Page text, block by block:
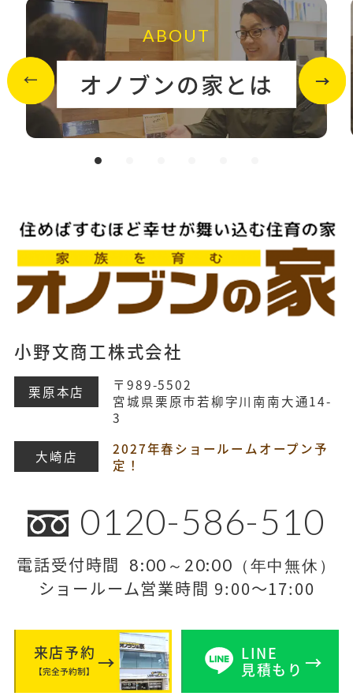
ABOUT
オノブンの家とは
小野文商工株式会社
栗原本店
〒989-5502
宮城県栗原市若柳字川南南大通14-
3
大崎店
2027年春ショールームオープン予
定！
0120-586-510
電話受付時間 8:00～20:00（年中無休）
ショールーム営業時間 9:00～17:00
来店予約
【完全予約制】
LINE
見積もり